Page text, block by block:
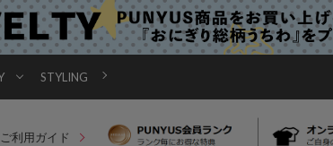
STYLING
ご利用ガイド